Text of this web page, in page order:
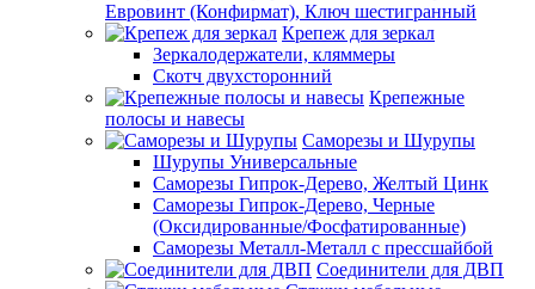
Евровинт (Конфирмат), Ключ шестигранный
Крепеж для зеркал
Зеркалодержатели, кляммеры
Скотч двухсторонний
Крепежные
полосы и навесы
Саморезы и Шурупы
Шурупы Универсальные
Саморезы Гипрок-Дерево, Желтый Цинк
Саморезы Гипрок-Дерево, Черные
(Оксидированные/Фосфатированные)
Саморезы Металл-Металл с прессшайбой
Соединители для ДВП